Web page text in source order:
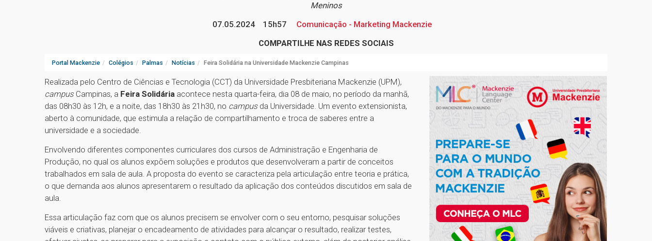
Meninos
07.05.2024
15h57
Comunicação - Marketing Mackenzie
COMPARTILHE NAS REDES SOCIAIS
Portal Mackenzie Colégios Palmas Notícias Feira Solidária na Universidade Mackenzie Campinas
Realizada pelo Centro de Ciências e Tecnologia (CCT) da Universidade Presbiteriana Mackenzie (UPM),
campus Campinas, a Feira Solidária acontece nesta quarta-feira, dia 08 de maio, no período da manhã,
das 08h30 às 12h, e a noite, das 18h30 às 21h30, no campus da Universidade. Um evento extensionista,
aberto à comunidade, que estimula a relação de compartilhamento e troca de saberes entre a
universidade e a sociedade.
Envolvendo diferentes componentes curriculares dos cursos de Administração e Engenharia de
Produção, no qual os alunos expõem soluções e produtos que desenvolveram a partir de conceitos
trabalhados em sala de aula. A proposta do evento se caracteriza pela articulação entre teoria e prática,
o que demanda aos alunos apresentarem o resultado da aplicação dos conteúdos discutidos em sala de
aula.
Essa articulação faz com que os alunos precisem se envolver com o seu entorno, pesquisar soluções
viáveis e criativas, planejar o encadeamento de atividades para alcançar o resultado, realizar testes,